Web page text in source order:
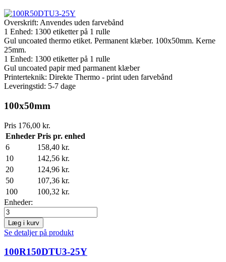
Overskrift: Anvendes uden farvebånd
1 Enhed: 1300 etiketter på 1 rulle
Gul uncoated thermo etiket. Permanent klæber. 100x50mm. Kerne
25mm.
1 Enhed: 1300 etiketter på 1 rulle
Gul uncoated papir med parmanent klæber
Printerteknik: Direkte Thermo - print uden farvebånd
Leveringstid: 5-7 dage
100x50mm
Pris 176,00 kr.
Enheder Pris pr. enhed
6
158,40 kr.
10
142,56 kr.
20
124,96 kr.
50
107,36 kr.
100
100,32 kr.
Enheder:
Læg i kurv
Se detaljer på produkt
100R150DTU3-25Y